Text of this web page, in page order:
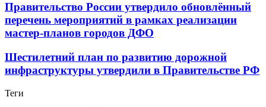
Правительство России утвердило обновлённый
перечень мероприятий в рамках реализации
мастер-планов городов ДФО
Шестилетний план по развитию дорожной
инфраструктуры утвердили в Правительстве РФ
Теги